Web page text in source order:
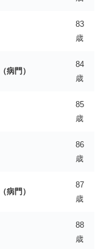
83
歳
病門）
84
歳
85
歳
86
歳
病門）
87
歳
88
歳